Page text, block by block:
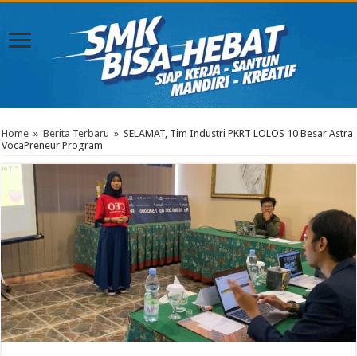
Home » Berita Terbaru » SELAMAT, Tim Industri PKRT LOLOS 10 Besar Astra
VocaPreneur Program